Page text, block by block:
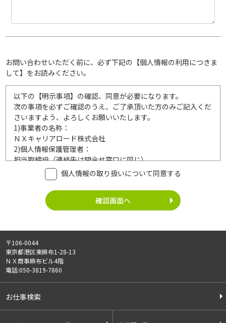
お問い合わせいただく前に、必ず下記の【個人情報の利用につきま
して】をお読みください。
以下の【明示事項】の確認、同意が必要になります。
次の事項を必ずご確認のうえ、ご了承頂いた方のみご記入くだ
さいますよう、よろしくお願いいたします。
1)事業者の名称：
ＮＸキャリアロード株式会社
2)個人情報保護管理者：
担当取締役（連絡先は問合せ窓口に同じ）
利用目的：
ご記入頂いた個人情報は、次の利用目的達成の範囲内において
利用いたします。
個人情報の利用
有料職業紹介事業
・請負事業
ご記入頂いた個人情報は、法令等に定める場合を除いて、ご本
人様の同意なく、第三者に提供することはございません。
5)外部の委託：
個人情報の取り扱いについて同意する
〒106-0044
東京都港区東麻布1-28-13
ＮＸ商事麻布ビル4階
電話:050-3819-7860
お仕事検索